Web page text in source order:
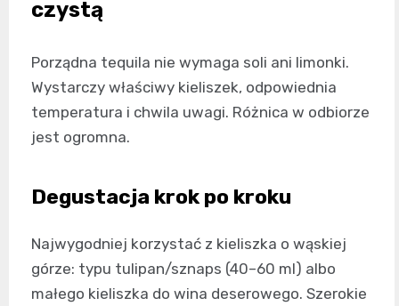
czystą
Porządna tequila nie wymaga soli ani limonki.
Wystarczy właściwy kieliszek, odpowiednia
temperatura i chwila uwagi. Różnica w odbiorze
jest ogromna.
Degustacja krok po kroku
Najwygodniej korzystać z kieliszka o wąskiej
górze: typu tulipan/sznaps (40–60 ml) albo
małego kieliszka do wina deserowego. Szerokie